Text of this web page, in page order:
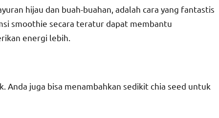
hijau dan buah-buahan, adalah cara yang fantastis
smoothie secara teratur dapat membantu
energi lebih.
Anda juga bisa menambahkan sedikit chia seed untuk